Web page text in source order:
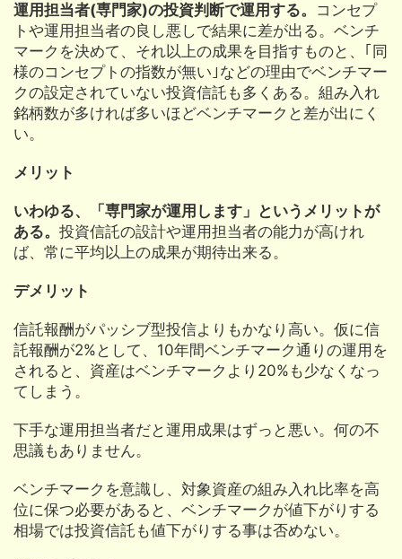
運用担当者(専門家)の投資判断で運用する。 コンセプ
トや運用担当者の良し悪しで結果に差が出る。ベンチ
マークを決めて、それ以上の成果を目指すものと、｢同
様のコンセプトの指数が無い｣などの理由でベンチマー
クの設定されていない投資信託も多くある。組み入れ
銘柄数が多ければ多いほどベンチマークと差が出にく
い。
メリット
いわゆる、「専門家が運用します」というメリットが
ある。 投資信託の設計や運用担当者の能力が高けれ
ば、常に平均以上の成果が期待出来る。
デメリット
信託報酬がパッシブ型投信よりもかなり高い。仮に信
託報酬が2%として、10年間ベンチマーク通りの運用を
されると、資産はベンチマークより20%も少なくなっ
てしまう。
下手な運用担当者だと運用成果はずっと悪い。何の不
思議もありません。
ベンチマークを意識し、対象資産の組み入れ比率を高
位に保つ必要があると、ベンチマークが値下がりする
相場では投資信託も値下がりする事は否めない。